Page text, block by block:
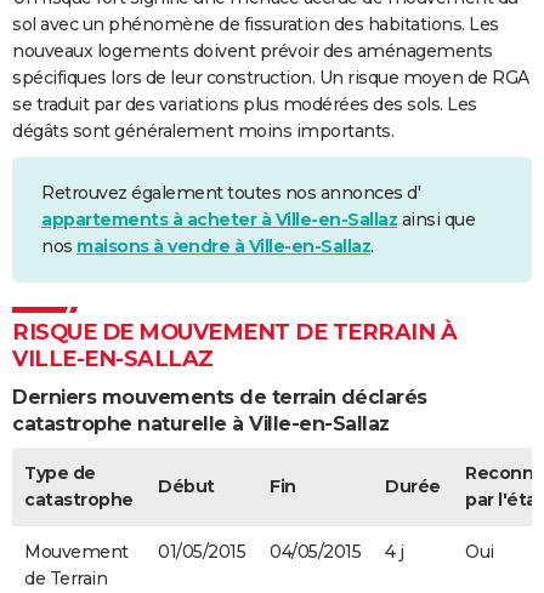
sol avec un phénomène de fissuration des habitations. Les
nouveaux logements doivent prévoir des aménagements
spécifiques lors de leur construction. Un risque moyen de RGA
se traduit par des variations plus modérées des sols. Les
dégâts sont généralement moins importants.
Retrouvez également toutes nos annonces d'
appartements à acheter à Ville-en-Sallaz ainsi que
nos maisons à vendre à Ville-en-Sallaz.
RISQUE DE MOUVEMENT DE TERRAIN À
VILLE-EN-SALLAZ
Derniers mouvements de terrain déclarés
catastrophe naturelle à Ville-en-Sallaz
Type de
catastrophe
Début Fin Durée
par l'état
Mouvement
de Terrain
01/05/2015 04/05/2015 4 j Oui